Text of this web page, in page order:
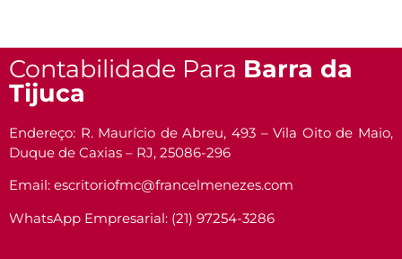
Contabilidade Para Barra da
Tijuca
Endereço: R. Maurício de Abreu, 493 – Vila Oito de Maio,
Duque de Caxias – RJ, 25086-296
Email: escritoriofmc@francelmenezes.com
WhatsApp Empresarial: (21) 97254-3286